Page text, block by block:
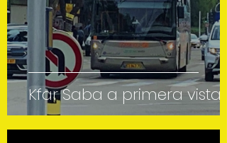
Kfar Saba a primera vista